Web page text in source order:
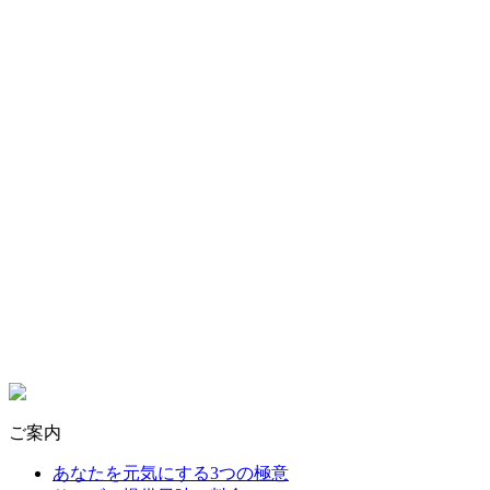
ご案内
あなたを元気にする3つの極意